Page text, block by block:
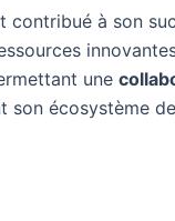
contribué à son
une
son écosystème